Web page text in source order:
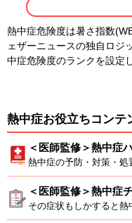
熱中症危険度は暑さ指数
ェザーニュースの独自ロジ
中症危険度のランクを設定
熱中症お役立ちコンテ
＜医師監修＞熱中症
熱中症の予防・対策・処
＜医師監修＞熱中症
その症状もしかすると熱